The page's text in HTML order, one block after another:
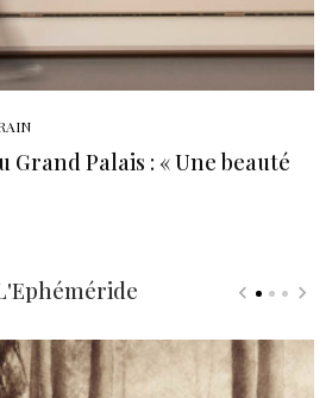
Palais : « Une beauté